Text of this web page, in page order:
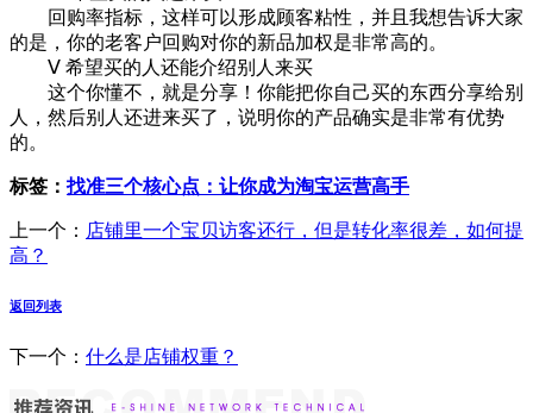
回购率指标，这样可以形成顾客粘性，并且我想告诉大家
的是，你的老客户回购对你的新品加权是非常高的。
Ⅴ 希望买的人还能介绍别人来买
这个你懂不，就是分享！你能把你自己买的东西分享给别
人，然后别人还进来买了，说明你的产品确实是非常有优势
的。
标签： 找准三个核心点：让你成为淘宝运营高手
上一个： 店铺里一个宝贝访客还行，但是转化率很差，如何提
高？
返回列表
下一个： 什么是店铺权重？